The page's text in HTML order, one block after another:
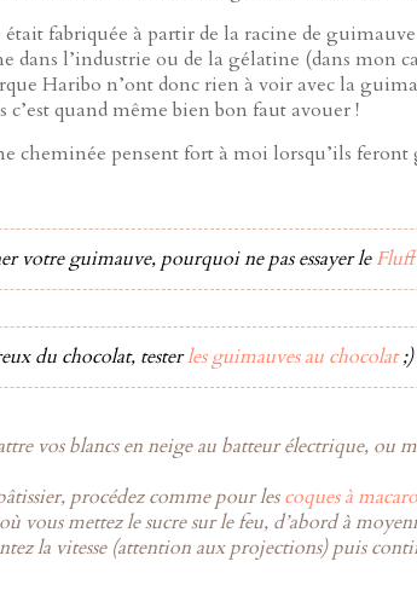
fabriquée à partir de la racine de
dans l’industrie ou de la gélatine (dans mon
Haribo n’ont donc rien à voir avec la
quand même bien bon faut avouer !
cheminée pensent fort à moi lorsqu’ils
votre guimauve, pourquoi ne pas essayer leFluff
du chocolat, testerles guimauves au chocolat;)
vos blancs en neige au batteur électrique, ou
procédez comme pour lescoques à
vous mettez le sucre sur le feu, d’abord à
la vitesse (attention aux projections) puis